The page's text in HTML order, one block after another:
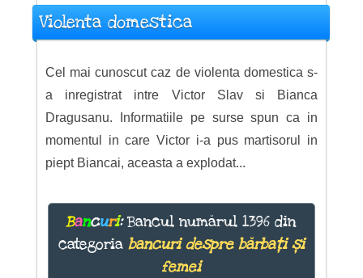
Violenta domestica
Cel mai cunoscut caz de violenta domestica s-
a inregistrat intre Victor Slav si Bianca
Dragusanu. Informatiile pe surse spun ca in
momentul in care Victor i-a pus martisorul in
piept Biancai, aceasta a explodat...
Bancuri:Bancul numărul 1396 din
categoria bancuri despre bărbați și
femei